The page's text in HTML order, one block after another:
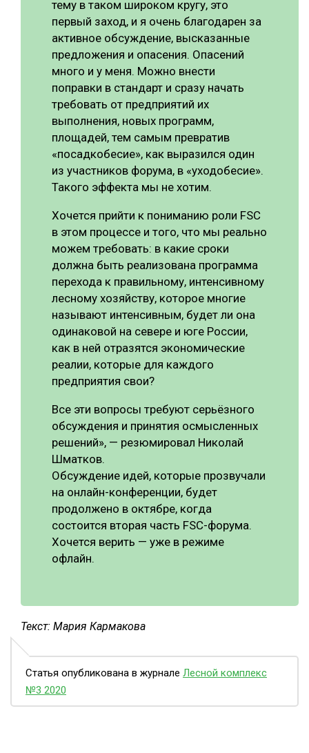
тему в таком широком кругу, это
первый заход, и я очень благодарен за
активное обсуждение, высказанные
предложения и опасения. Опасений
много и у меня. Можно внести
поправки в стандарт и сразу начать
требовать от предприятий их
выполнения, новых программ,
площадей, тем самым превратив
«посадкобесие», как выразился один
из участников форума, в «уходобесие».
Такого эффекта мы не хотим.
Хочется прийти к пониманию роли FSC
в этом процессе и того, что мы реально
можем требовать: в какие сроки
должна быть реализована программа
перехода к правильному, интенсивному
лесному хозяйству, которое многие
называют интенсивным, будет ли она
одинаковой на севере и юге России,
как в ней отразятся экономические
реалии, которые для каждого
предприятия свои?
Все эти вопросы требуют серьёзного
обсуждения и принятия осмысленных
решений», — резюмировал Николай
Шматков.
Обсуждение идей, которые прозвучали
на онлайн-конференции, будет
продолжено в октябре, когда
состоится вторая часть FSC-форума.
Хочется верить — уже в режиме
офлайн.
Текст: Мария Кармакова
Статья опубликована в журнале Лесной комплекс
№3 2020